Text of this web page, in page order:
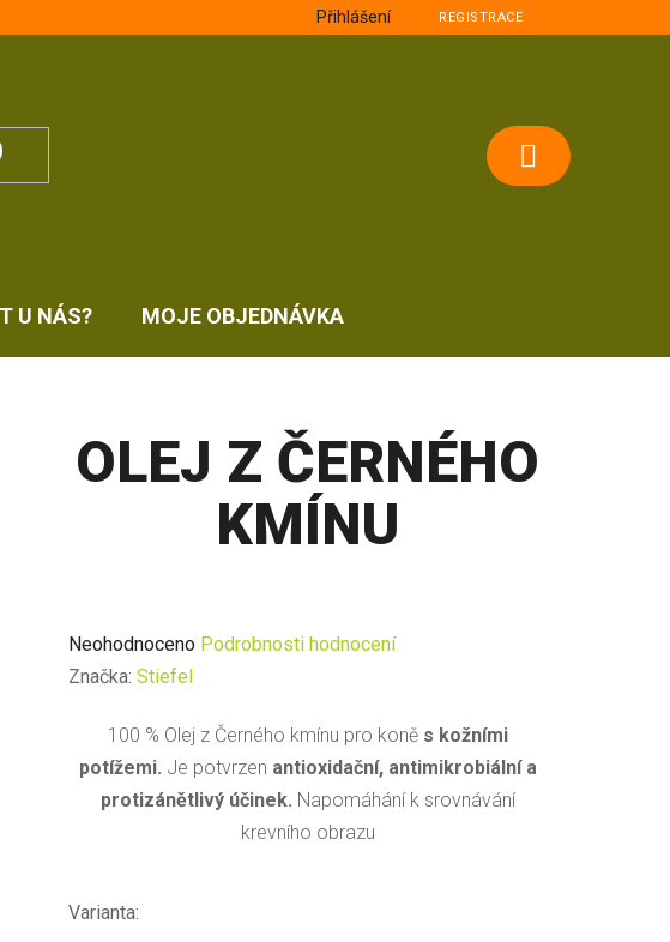
Přihlášení REGISTRACE
NÁKUPNÍ
U NÁS? MOJE OBJEDNÁVKA
OLEJ Z ČERNÉHO
KMÍNU
Průměrné
hodnocení
0,0
Neohodnoceno Podrobnosti hodnocení
Značka: Stiefel
100 % Olej z Černého kmínu pro koně s kožními
potížemi. Je potvrzen antioxidační, antimikrobiální a
protizánětlivý účinek. Napomáhání k srovnávání
krevního obrazu
Varianta: